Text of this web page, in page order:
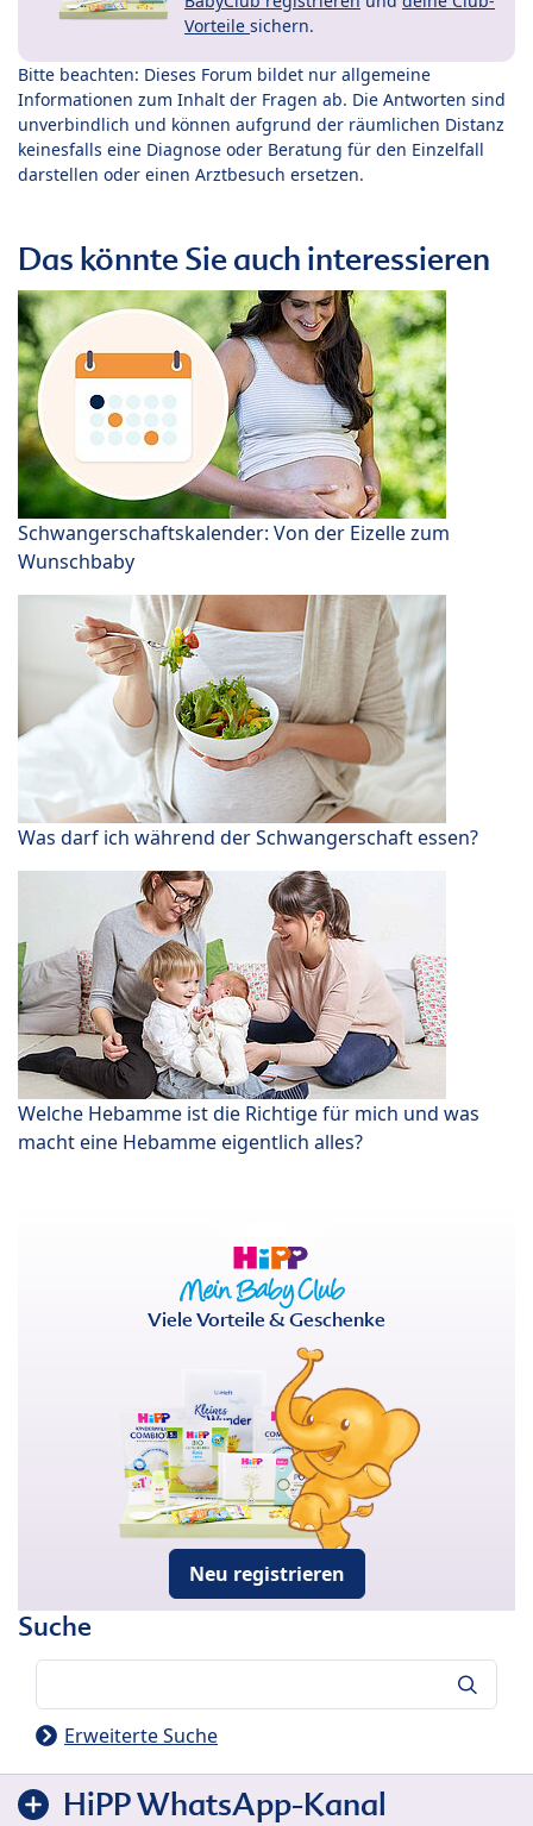
Vorteile sichern.
Bitte beachten: Dieses Forum bildet nur allgemeine
Informationen zum Inhalt der Fragen ab. Die Antworten sind
unverbindlich und können aufgrund der räumlichen Distanz
keinesfalls eine Diagnose oder Beratung für den Einzelfall
darstellen oder einen Arztbesuch ersetzen.
Das könnte Sie auch interessieren
Schwangerschaftskalender: Von der Eizelle zum
Wunschbaby
Was darf ich während der Schwangerschaft essen?
Welche Hebamme ist die Richtige für mich und was
macht eine Hebamme eigentlich alles?
Viele Vorteile & Geschenke
Neu registrieren
Suche
Erweiterte Suche
HiPP WhatsApp-Kanal